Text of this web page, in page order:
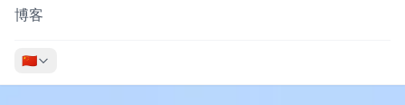
博客
🇨🇳